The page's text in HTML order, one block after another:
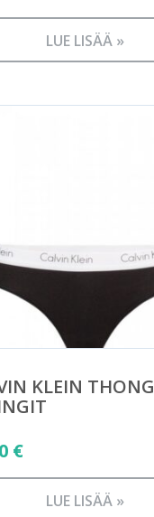
LUE LISÄÄ »
KLEIN THONG
€
LUE LISÄÄ »